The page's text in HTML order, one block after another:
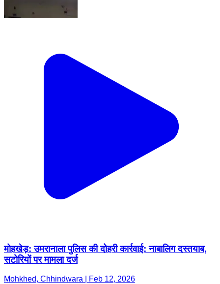
मोहखेड़: उमरानाला पुलिस की दोहरी कार्रवाई: नाबालिग दस्तयाब,
सटोरियों पर मामला दर्ज
Mohkhed, Chhindwara | Feb 12, 2026